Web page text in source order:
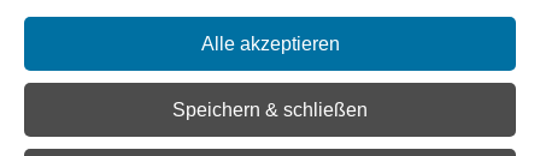
Alle akzeptieren
Speichern & schließen